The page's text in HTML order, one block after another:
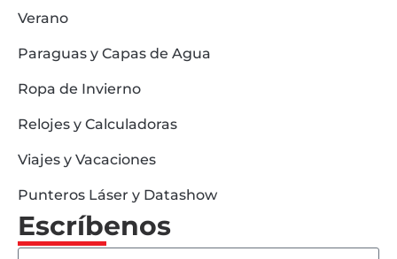
Verano
Paraguas y Capas de Agua
Ropa de Invierno
Relojes y Calculadoras
Viajes y Vacaciones
Punteros Láser y Datashow
Escríbenos